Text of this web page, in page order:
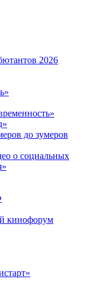
2026
до зумеров
о социальных
кинофорум